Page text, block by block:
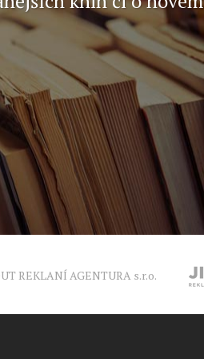
REKLANÍ AGENTURA s.r.o.